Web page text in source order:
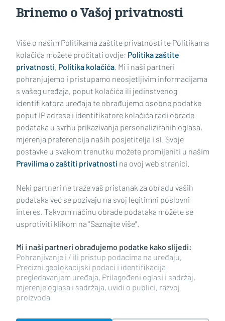
Impressum Uvjeti korištenja Politika privatnosti
Politika kolačića Kontakt Pritužbe Suradnici
Oglašavanje
RUBRIKE
BRODSKO-POSAVSKA ŽUPANIJA
POŽEŠKO-SLAVONSKA ŽUPANIJA
Brinemo o Vašoj privatnosti
Više o našim Politikama zaštite privatnosti te Politikama
kolačića možete pročitati ovdje: Politika zaštite
privatnosti, Politika kolačića. Mi i naši partneri
pohranjujemo i pristupamo neosjetljivim informacijama
s vašeg uređaja, poput kolačića ili jedinstvenog
identifikatora uređaja te obrađujemo osobne podatke
poput IP adrese i identifikatore kolačića radi obrade
podataka u svrhu prikazivanja personaliziranih oglasa,
mjerenja preferencija naših posjetitelja i sl. Svoje
postavke u svakom trenutku možete promijeniti u našim
Pravilima o zaštiti privatnosti na ovoj web stranici.
Neki partneri ne traže vaš pristanak za obradu vaših
podataka već se pozivaju na svoj legitimni poslovni
interes. Takvom načinu obrade podataka možete se
usprotiviti klikom na "Saznajte više".
Mi i naši partneri obrađujemo podatke kako slijedi:
Pohranjivanje i / ili pristup podacima na uređaju,
Precizni geolokacijski podaci i identifikacija
pregledavanjem uređaja, Prilagođeni oglasi i sadržaj,
mjerenje oglasa i sadržaja, uvidi o publici, razvoj
proizvoda